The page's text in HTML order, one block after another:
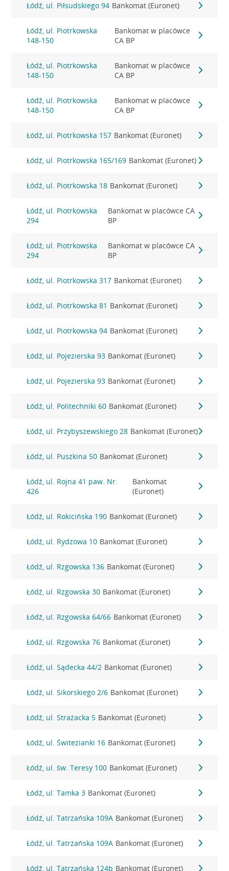
Łódź, ul. Piłsudskiego 94 Bankomat (Euronet)
Łódź, ul. Piotrkowska
148-150
Bankomat w placówce
CA BP
Łódź, ul. Piotrkowska
148-150
Bankomat w placówce
CA BP
Łódź, ul. Piotrkowska
148-150
Bankomat w placówce
CA BP
Łódź, ul. Piotrkowska 157 Bankomat (Euronet)
Łódź, ul. Piotrkowska 165/169 Bankomat (Euronet)
Łódź, ul. Piotrkowska 18 Bankomat (Euronet)
Łódź, ul. Piotrkowska
294
Bankomat w placówce CA
BP
Łódź, ul. Piotrkowska
294
Bankomat w placówce CA
BP
Łódź, ul. Piotrkowska 317 Bankomat (Euronet)
Łódź, ul. Piotrkowska 81 Bankomat (Euronet)
Łódź, ul. Piotrkowska 94 Bankomat (Euronet)
Łódź, ul. Pojezierska 93 Bankomat (Euronet)
Łódź, ul. Pojezierska 93 Bankomat (Euronet)
Łódź, ul. Politechniki 60 Bankomat (Euronet)
Łódź, ul. Przybyszewskiego 28 Bankomat (Euronet)
Łódź, ul. Puszkina 50 Bankomat (Euronet)
Łódź, ul. Rojna 41 paw. Nr.
426
Bankomat
(Euronet)
Łódź, ul. Rokicińska 190 Bankomat (Euronet)
Łódź, ul. Rydzowa 10 Bankomat (Euronet)
Łódź, ul. Rzgowska 136 Bankomat (Euronet)
Łódź, ul. Rzgowska 30 Bankomat (Euronet)
Łódź, ul. Rzgowska 64/66 Bankomat (Euronet)
Łódź, ul. Rzgowska 76 Bankomat (Euronet)
Łódź, ul. Sądecka 44/2 Bankomat (Euronet)
Łódź, ul. Sikorskiego 2/6 Bankomat (Euronet)
Łódź, ul. Strażacka 5 Bankomat (Euronet)
Łódź, ul. Świtezianki 16 Bankomat (Euronet)
Łódź, ul. św. Teresy 100 Bankomat (Euronet)
Łódź, ul. Tamka 3 Bankomat (Euronet)
Łódź, ul. Tatrzańska 109A Bankomat (Euronet)
Łódź, ul. Tatrzańska 109A Bankomat (Euronet)
Łódź, ul. Tatrzańska 124b Bankomat (Euronet)